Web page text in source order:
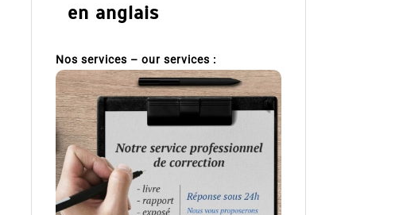
en anglais
Nos services – our services :